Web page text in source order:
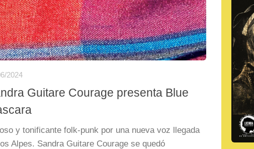
2024
Guitare Courage presenta Blue
y tonificante folk-punk por una nueva voz llegada
Alpes. Sandra Guitare Courage se quedó